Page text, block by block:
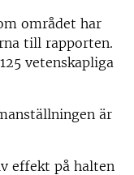
området har
till rapporten.
vetenskapliga
är
effekt på halten